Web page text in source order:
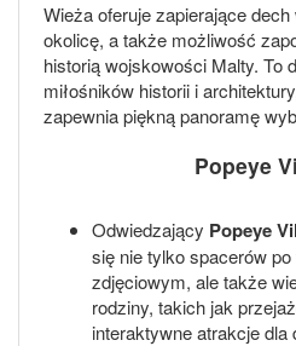
Wieża oferuje zapierające
okolicę, a także możliwość
historią wojskowości Malty. To
miłośników historii i
zapewnia piękną panoramę
Popeye
Odwiedzający Popeye
się nie tylko spacerów
zdjęciowym, ale także
rodziny, takich jak
interaktywne atrakcje dla